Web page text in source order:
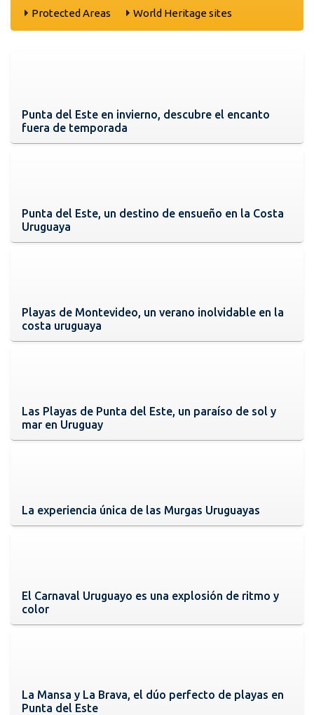
Protected Areas World Heritage sites
Punta del Este en invierno, descubre el encanto
fuera de temporada
Punta del Este, un destino de ensueño en la Costa
Uruguaya
Playas de Montevideo, un verano inolvidable en la
costa uruguaya
Las Playas de Punta del Este, un paraíso de sol y
mar en Uruguay
La experiencia única de las Murgas Uruguayas
El Carnaval Uruguayo es una explosión de ritmo y
color
La Mansa y La Brava, el dúo perfecto de playas en
Punta del Este